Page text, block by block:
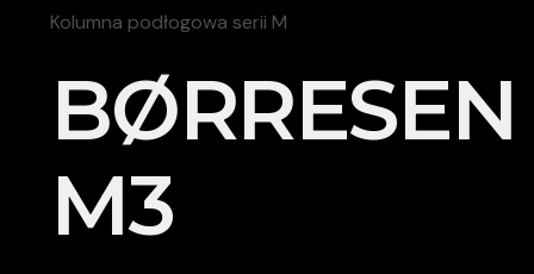
Kolumna podłogowa serii M
BØRRESEN
M3